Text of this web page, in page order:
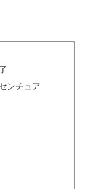
ンチュア